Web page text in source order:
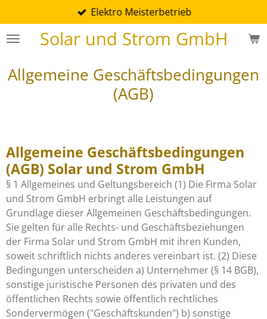
Hauptinhalt
springenSolar und Strom GmbH
Elektro Meisterbetrieb
Allgemeine Geschäftsbedingungen
(AGB)
Allgemeine Geschäftsbedingungen
(AGB) Solar und Strom GmbH
§ 1 Allgemeines und Geltungsbereich (1) Die Firma Solar
und Strom GmbH erbringt alle Leistungen auf
Grundlage dieser Allgemeinen Geschäftsbedingungen.
Sie gelten für alle Rechts- und Geschäftsbeziehungen
der Firma Solar und Strom GmbH mit ihren Kunden,
soweit schriftlich nichts anderes vereinbart ist. (2) Diese
Bedingungen unterscheiden a) Unternehmer (§ 14 BGB),
sonstige juristische Personen des privaten und des
öffentlichen Rechts sowie öffentlich rechtliches
Sondervermögen ("Geschäftskunden") b) sonstige